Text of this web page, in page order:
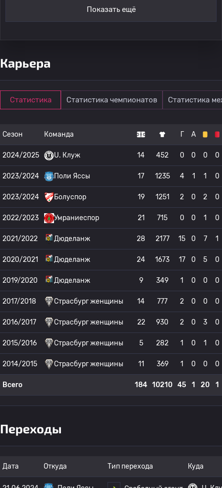
Показать ещё
Карьера
Статистика Статистика чемпионатов Статистика
Сезон Команда Г А
2024/2025 U. Клуж 14 452 0 0 0 0
2023/2024 Поли Яссы 17 1235 4 1 1 0
2023/2024 Болуспор 19 1251 2 0 2 0
2022/2023 Умраниеспор 21 715 0 0 1 0
2021/2022 Дюделанж 28 2177 15 0 7 1
2020/2021 Дюделанж 24 1673 17 0 5 0
2019/2020 Дюделанж 9 349 1 0 0 0
2017/2018 Страсбург женщины 14 777 2 0 0 0
2016/2017 Страсбург женщины 22 930 2 0 3 0
2015/2016 Страсбург женщины 5 282 1 0 1 0
2014/2015 Страсбург женщины 11 369 1 0 0 0
Всего 184 10210 45 1 20 1
Переходы
Дата Откуда Тип перехода Куда